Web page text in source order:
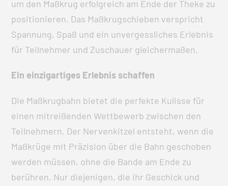
um den Maßkrug erfolgreich am Ende der Theke zu
positionieren. Das Maßkrugschieben verspricht
Spannung, Spaß und ein unvergessliches Erlebnis
für Teilnehmer und Zuschauer gleichermaßen.
Ein einzigartiges Erlebnis schaffen
Die Maßkrugbahn bietet die perfekte Kulisse für
einen mitreißenden Wettbewerb zwischen den
Teilnehmern. Der Nervenkitzel entsteht, wenn die
Maßkrüge mit Präzision über die Bahn geschoben
werden müssen, ohne die Bande am Ende zu
berühren. Nur diejenigen, die ihr Geschick und